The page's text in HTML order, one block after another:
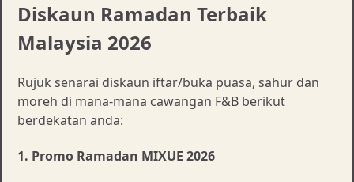
Diskaun Ramadan Terbaik
Malaysia 2026
Rujuk senarai diskaun iftar/buka puasa, sahur dan
moreh di mana-mana cawangan F&B berikut
berdekatan anda:
1. Promo Ramadan MIXUE 2026